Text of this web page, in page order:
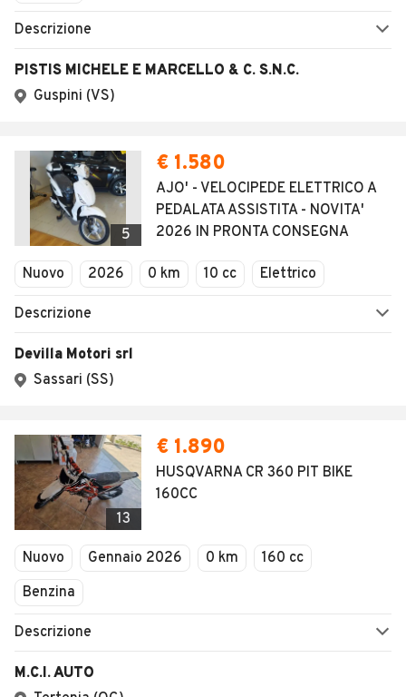
Descrizione
PISTIS MICHELE E MARCELLO & C. S.N.C.
Guspini (VS)
5
€ 1.580
AJO' - VELOCIPEDE ELETTRICO A
PEDALATA ASSISTITA - NOVITA'
2026 IN PRONTA CONSEGNA
Nuovo 2026 0 km 10 cc Elettrico
Descrizione
Devilla Motori srl
Sassari (SS)
13
€ 1.890
HUSQVARNA CR 360 PIT BIKE
160CC
Nuovo Gennaio 2026 0 km
160 cc
Benzina
Descrizione
M.C.I. AUTO